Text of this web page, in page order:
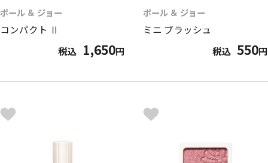
ポール ＆ ジョー
コンパクト Ⅱ
税込 1,650円
ポール ＆ ジョー
ミニ ブラッシュ
税込 550円